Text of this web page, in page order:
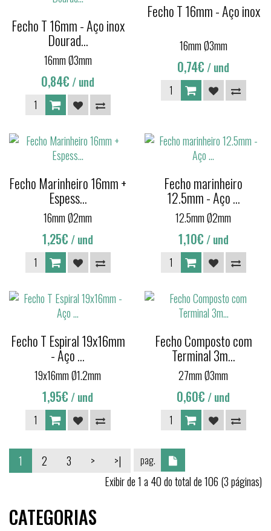
Fecho T 16mm - Aço inox
Dourad...
16mm Ø3mm
0,84€ / und
Fecho T 16mm - Aço inox
16mm Ø3mm
0,74€ / und
Fecho Marinheiro 16mm +
Espess...
16mm Ø2mm
1,25€ / und
Fecho marinheiro
12.5mm - Aço ...
12.5mm Ø2mm
1,10€ / und
Fecho T Espiral 19x16mm
- Aço ...
19x16mm Ø1.2mm
1,95€ / und
Fecho Composto com
Terminal 3m...
27mm Ø3mm
0,60€ / und
1 2 3 >
>|
Exibir de 1 a 40 do total de 106 (3 páginas)
CATEGORIAS